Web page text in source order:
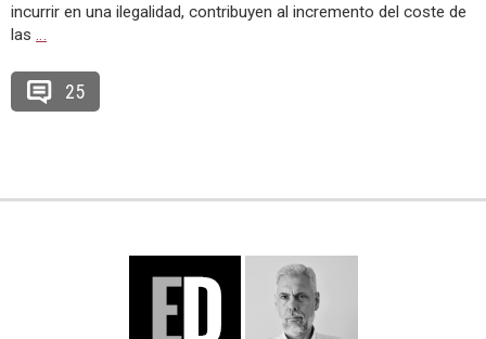
incurrir en una ilegalidad, contribuyen al incremento del coste de
las …
25